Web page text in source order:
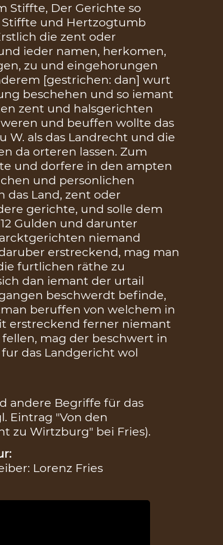
Stiffte, Der Gerichte so
und Hertzogtumb
die zent oder
ieder namen, herkomen,
zu und eingehorungen
[gestrichen: dan] wurt
beschehen und so iemant
zent und halsgerichten
und beuffen wollte das
W. als das Landrecht und die
da orteren lassen. Zum
und dorfere in den ampten
und personlichen
das Land, zent oder
gerichte, und solle dem
Gulden und darunter
niemand
erstreckend, mag man
furtlichen räthe zu
dan iemant der urtail
beschwerdt befinde,
beruffen von welchem in
erstreckend ferner niemant
mag der beschwert in
das Landgericht wol
andere Begriffe für das
Eintrag "Von den
zu Wirtzburg" bei Fries).
Lorenz Fries